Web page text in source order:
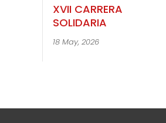
XVII CARRERA
SOLIDARIA
18 May, 2026